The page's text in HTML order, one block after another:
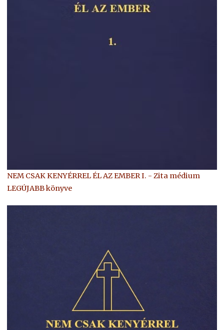
NEM CSAK KENYÉRREL ÉL AZ EMBER I. - Zita médium
LEGÚJABB könyve